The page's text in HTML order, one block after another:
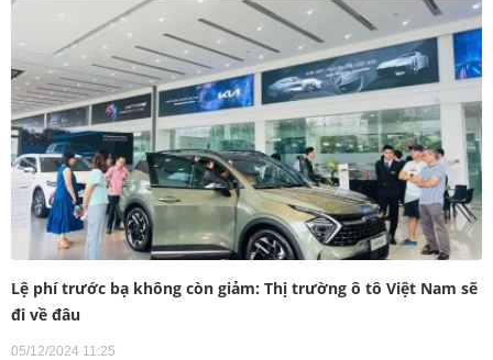
Lệ phí trước bạ không còn giảm: Thị trường ô tô Việt Nam sẽ
đi về đâu
05/12/2024 11:25